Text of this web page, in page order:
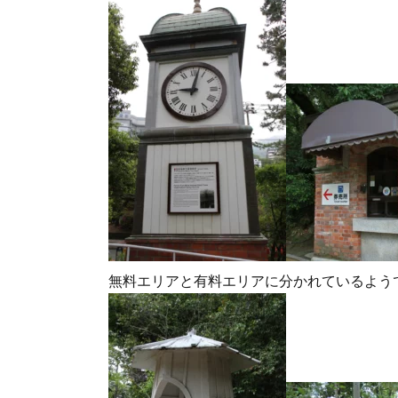
無料エリアと有料エリアに分かれているよう